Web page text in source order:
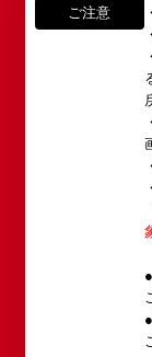
ご注意
2008年の
消滅致しま
この由緒
中心であ
スタート
この劇場
続々と輩
えておりま
2011年5月
2019年1
タレント
ホームペ
※イベント
ご意見・
番号へお
だく場合
せください